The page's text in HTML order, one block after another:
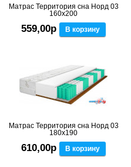
Матрас Территория сна Норд 03
160x200
559,00р В корзину
Матрас Территория сна Норд 03
180x190
610,00р В корзину